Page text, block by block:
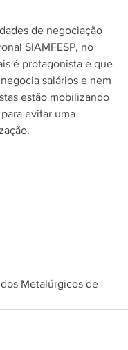
de negociação
SIAMFESP, no
é protagonista e que
salários e nem
estão mobilizando
evitar uma
Metalúrgicos de